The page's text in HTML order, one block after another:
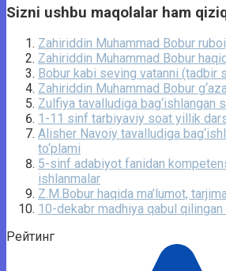
Sizni ushbu maqolalar ham
Zahiriddin Muhammad Bobur
Zahiriddin Muhammad Bobur
Bobur kabi seving vatanni (tadbir
Zahiriddin Muhammad Bobur
Zulfiya tavalludiga bag‘ishlangan
1-11 sinf tarbiyaviy soat yillik
Alisher Navoiy tavalludiga
to‘plami
5-sinf adabiyot fanidan
ishlanmalar
Z.M.Bobur haqida ma’lumot,
10-dekabr madhiya qabul
Рейтинг